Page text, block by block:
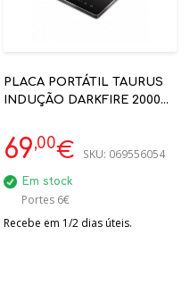
PLACA PORTÁTIL TAURUS
INDUÇÃO DARKFIRE 2000W
69,00€ SKU: 069556054
Em stock
Portes 6€
Recebe em 1/2 dias úteis.